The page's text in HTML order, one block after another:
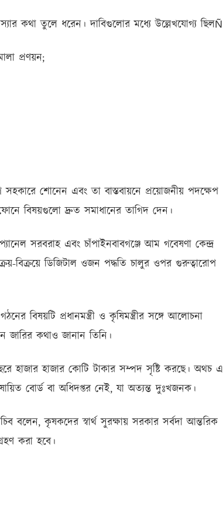
কথা তুলে ধরেন। দাবিগুলোর মধ্যে উল্লেখযোগ্য ছিলÑ
প্রণয়ন;
শোনেন এবং তা বাস্তবায়নে প্রয়োজনীয় পদক্ষেপ
বিষয়গুলো দ্রুত সমাধানের তাগিদ দেন।
সরবরাহ এবং চাঁপাইনবাবগঞ্জে আম গবেষণা কেন্দ্র
বিক্রয়ে ডিজিটাল ওজন পদ্ধতি চালুর ওপর গুরুত্বারোপ
বিষয়টি প্রধানমন্ত্রী ও কৃষিমন্ত্রীর সঙ্গে আলোচনা
জারির কথাও জানান তিনি।
হাজার হাজার কোটি টাকার সম্পদ সৃষ্টি করছে। অথচ এ
বোর্ড বা অধিদপ্তর নেই, যা অত্যন্ত দুঃখজনক।
বলেন, কৃষকদের স্বার্থ সুরক্ষায় সরকার সর্বদা আন্তরিক
করা হবে।